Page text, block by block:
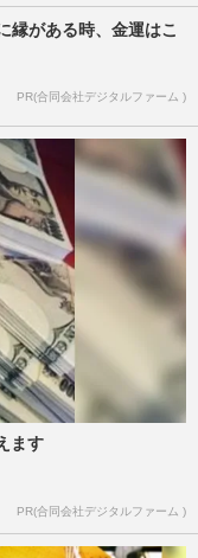
縁がある時、金運はこ
PR(合同会社デジタルファーム )
ます
PR(合同会社デジタルファーム )